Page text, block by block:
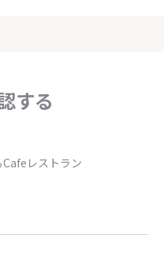
する
レストラン